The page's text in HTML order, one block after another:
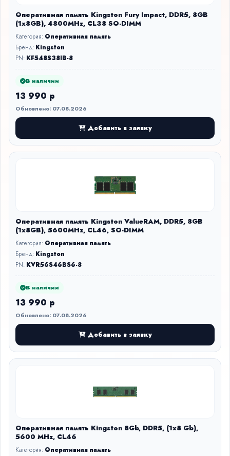
Оперативная память Kingston Fury Impact, DDR5, 8GB
(1x8GB), 4800MHz, CL38 SO-DIMM
Категория: Оперативная память
Бренд: Kingston
PN: KF548S38IB-8
В наличии
13 990 р
Обновлено: 07.08.2026
Добавить в заявку
Оперативная память Kingston ValueRAM, DDR5, 8GB
(1x8GB), 5600MHz, CL46, SO-DIMM
Категория: Оперативная память
Бренд: Kingston
PN: KVR56S46BS6-8
В наличии
13 990 р
Обновлено: 07.08.2026
Добавить в заявку
Оперативная память Kingston 8Gb, DDR5, (1x8 Gb),
5600 MHz, CL46
Категория: Оперативная память